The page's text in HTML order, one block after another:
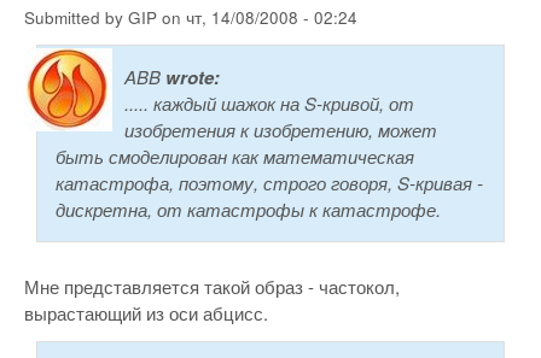
Submitted by GIP on чт, 14/08/2008 - 02:24
ABB wrote:
..... каждый шажок на S-кривой, от
изобретения к изобретению, может
быть смоделирован как математическая
катастрофа, поэтому, строго говоря, S-кривая -
дискретна, от катастрофы к катастрофе.
Мне представляется такой образ - частокол,
вырастающий из оси абцисс.